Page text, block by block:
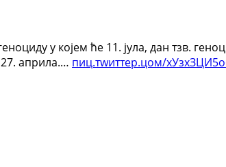
у којем ће 11. јула, дан тзв.
априла.… пиц.тwиттер.цом/